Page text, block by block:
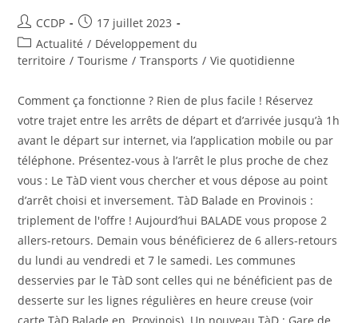
Auteur/autrice
de
la
CCDP
Publication
publiée :
17 juillet 2023
Post
category:
Actualité / Développement du
territoire / Tourisme / Transports / Vie quotidienne
Comment ça fonctionne ? Rien de plus facile ! Réservez
votre trajet entre les arrêts de départ et d’arrivée jusqu’à 1h
avant le départ sur internet, via l’application mobile ou par
téléphone. Présentez-vous à l’arrêt le plus proche de chez
vous : Le TàD vient vous chercher et vous dépose au point
d’arrêt choisi et inversement. TàD Balade en Provinois :
triplement de l'offre ! Aujourd’hui BALADE vous propose 2
allers-retours. Demain vous bénéficierez de 6 allers-retours
du lundi au vendredi et 7 le samedi. Les communes
desservies par le TàD sont celles qui ne bénéficient pas de
desserte sur les lignes régulières en heure creuse (voir